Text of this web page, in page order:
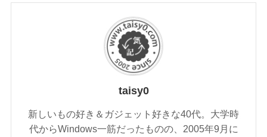
taisy0
新しいもの好き＆ガジェット好きな40代。大学時
代からWindows一筋だったものの、2005年9月に